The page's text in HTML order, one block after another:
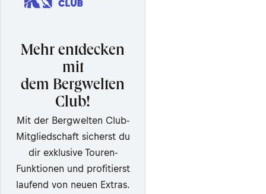
Mehr entdecken
mit
dem Bergwelten
Club!
Mit der Bergwelten Club-
Mitgliedschaft sicherst du
dir exklusive Touren-
Funktionen und profitierst
laufend von neuen Extras.